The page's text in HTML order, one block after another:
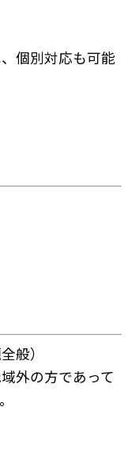
個別対応も可能
般）
外の方であって